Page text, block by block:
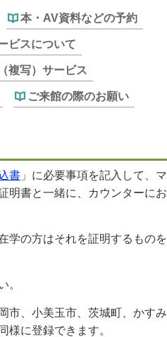
本・AV資料などの予約
ビスについて
複写）サービス
ご来館の際のお願い
書 」に必要事項を記入して、マ
明書と一緒に、カウンターにお
学の方はそれを証明するものを
。
市、小美玉市、茨城町、かすみ
様に登録できます。